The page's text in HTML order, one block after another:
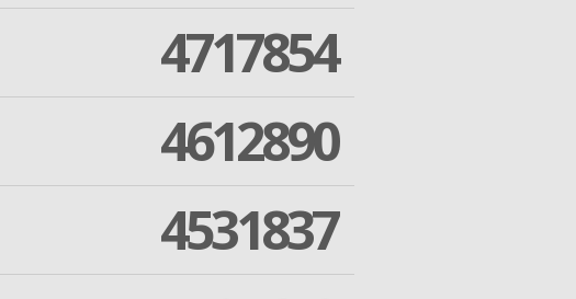
4717854
4612890
4531837